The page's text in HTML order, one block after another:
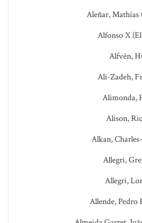
Aleñar,
Alfonso X
Alfvén,
Ali-Zadeh,
Alimonda,
Alison,
Alkan,
Allegri,
Allegri,
Allende, Pedro